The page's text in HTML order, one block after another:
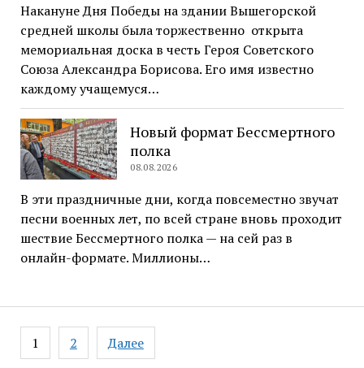
Накануне Дня Победы на здании Вышегорской
средней школы была торжественно открыта
мемориальная доска в честь Героя Советского
Союза Александра Борисова. Его имя известно
каждому учащемуся…
Новый формат Бессмертного
полка
08.08.2026
В эти праздничные дни, когда повсеместно звучат
песни военных лет, по всей стране вновь проходит
шествие Бессмертного полка — на сей раз в
онлайн-формате. Миллионы…
Навигация
по
1 2 Далее